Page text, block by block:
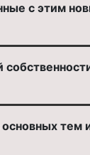
с этим
тем